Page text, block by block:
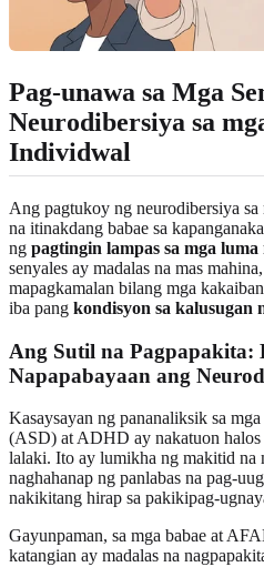
Pag-unawa sa Mga
Neurodibersiya sa
Individwal
Ang pagtukoy ng neurodibersiya
na itinakdang babae sa
ng pagtingin lampas sa mga luma
senyales ay madalas na mas
mapagkamalan bilang mga
iba pang kondisyon sa kalusugan
Ang Sutil na Pagpapakita:
Napapabayaan ang
Kasaysayan ng pananaliksik sa
(ASD) at ADHD ay nakatuon halos
lalaki. Ito ay lumikha ng makitid na
naghahanap ng panlabas na pag-
nakikitang hirap sa pakikipag-
Gayunpaman, sa mga babae at
katangian ay madalas na